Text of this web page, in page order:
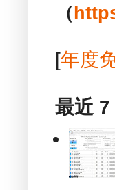
（
[年度
最近 7